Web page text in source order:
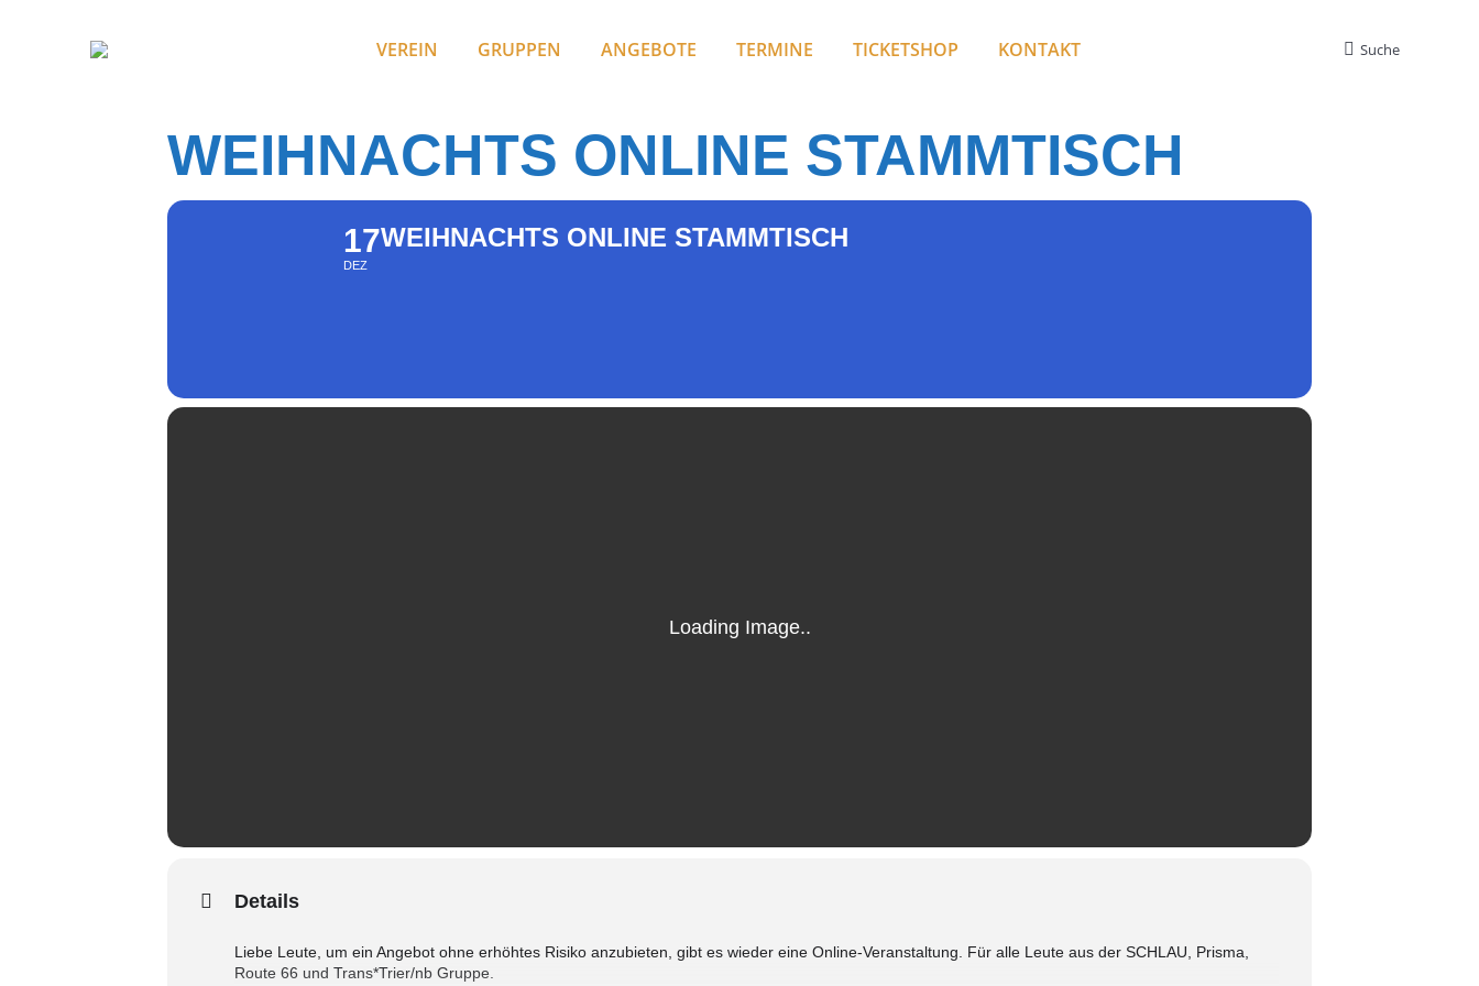
VEREIN GRUPPEN ANGEBOTE TERMINE TICKETSHOP KONTAKT Search:
Suche
WEIHNACHTS ONLINE STAMMTISCH
17
DEZ
WEIHNACHTS ONLINE STAMMTISCH
Details
Liebe Leute, um ein Angebot ohne erhöhtes Risiko anzubieten, gibt es wieder eine Online-Veranstaltung. Für alle Leute aus der SCHLAU, Prisma,
Route 66 und Trans*Trier/nb Gruppe.